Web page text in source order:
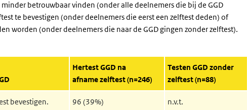
betrouwbaar vinden (onder alle deelnemers die bij de GGD
te bevestigen (onder deelnemers die eerst een zelftest deden) of
worden (onder deelnemers die naar de GGD gingen zonder zelftest).
Hertest GGD na
afname zelftest (n=246)
Testen GGD zonder
zelftest (n=88)
bevestigen. 96 (39%) n.v.t.